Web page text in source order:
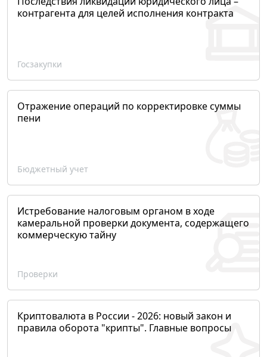
контрагента для целей исполнения контракта
Госзакупки
Отражение операций по корректировке суммы
пени
Бюджетный учет
Истребование налоговым органом в ходе
камеральной проверки документа, содержащего
коммерческую тайну
Проверки
Криптовалюта в России - 2026: новый закон и
правила оборота "крипты". Главные вопросы